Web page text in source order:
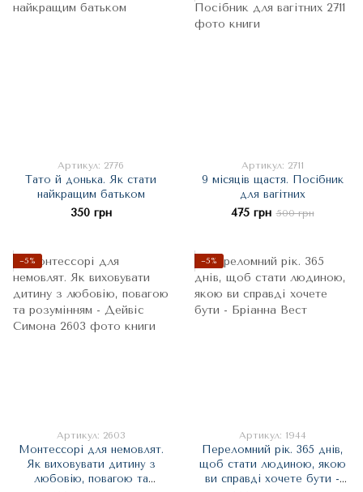
Артикул: 2776
Тато й донька. Як стати
найкращим батьком
350 грн
Артикул: 2711
9 місяців щастя. Посібник
для вагітних
475 грн 500 грн
−5%
Артикул: 2603
Монтессорі для немовлят.
Як виховувати дитину з
любовію, повагою та
−5%
Артикул: 1944
Переломний рік. 365 днів,
щоб стати людиною, якою
ви справді хочете бути -